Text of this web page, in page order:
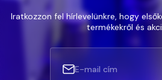
Iratkozzon fel hírlevelünkre, hogy
termékekről és